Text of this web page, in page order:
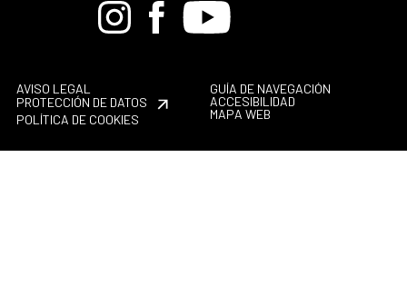
BandcampInstagramFacebook
Youtube
AVISO LEGAL
PROTECCIÓN DE DATOS
POLÍTICA DE COOKIES
GUÍA DE NAVEGACIÓN
ACCESIBILIDAD
MAPA WEB